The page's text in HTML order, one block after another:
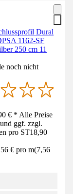
Dural
1162-SF
250 cm 11
noch nicht
€ * Alle Preise
ggf. zzgl.
pro ST18,90
€ pro m(7,56